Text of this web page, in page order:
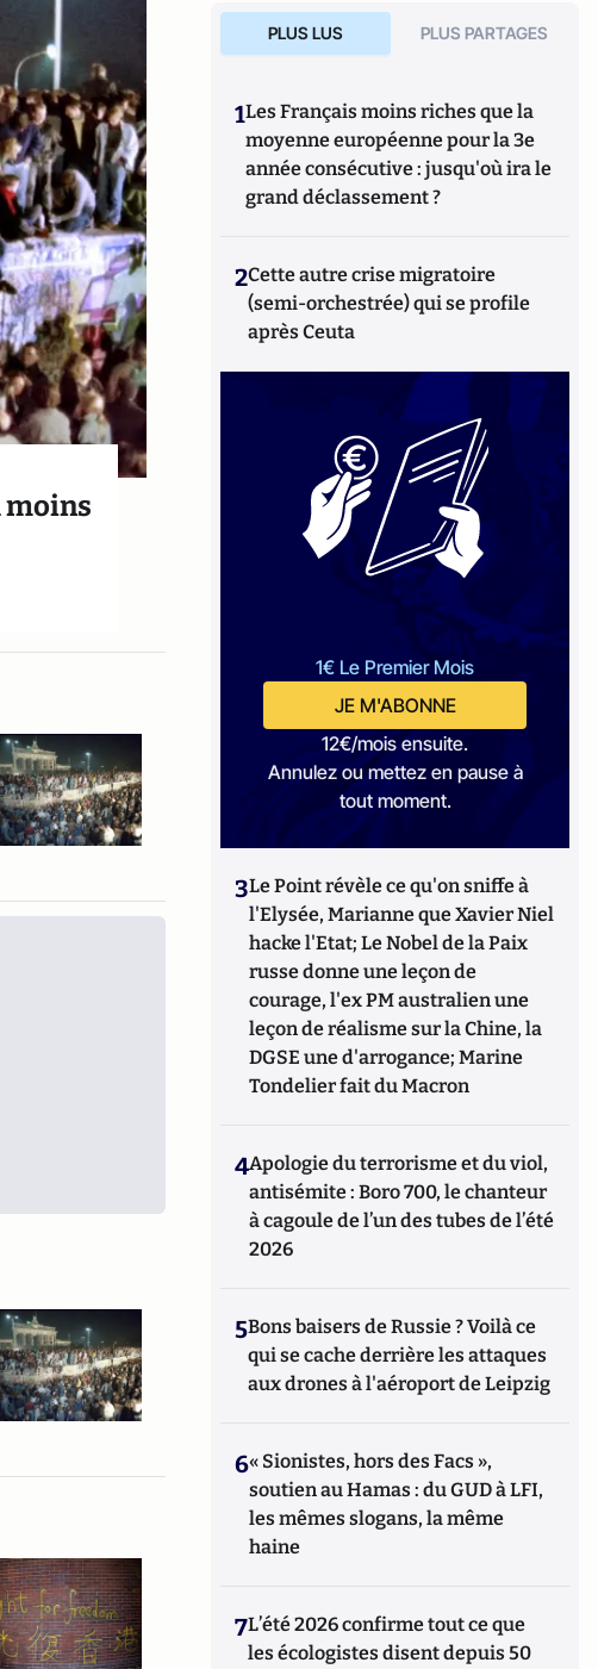
moins
PLUS LUS PLUS PARTAGES
1Les Français moins riches que la
moyenne européenne pour la 3e
année consécutive : jusqu'où ira le
grand déclassement ?
2Cette autre crise migratoire
(semi-orchestrée) qui se profile
après Ceuta
1€ Le Premier Mois
JE M'ABONNE
12€/mois ensuite.
Annulez ou mettez en pause à
tout moment.
3Le Point révèle ce qu'on sniffe à
l'Elysée, Marianne que Xavier Niel
hacke l'Etat; Le Nobel de la Paix
russe donne une leçon de
courage, l'ex PM australien une
leçon de réalisme sur la Chine, la
DGSE une d'arrogance; Marine
Tondelier fait du Macron
4Apologie du terrorisme et du viol,
antisémite : Boro 700, le chanteur
à cagoule de l’un des tubes de l’été
2026
5Bons baisers de Russie ? Voilà ce
qui se cache derrière les attaques
aux drones à l'aéroport de Leipzig
6« Sionistes, hors des Facs »,
soutien au Hamas : du GUD à LFI,
les mêmes slogans, la même
haine
7L’été 2026 confirme tout ce que
les écologistes disent depuis 50